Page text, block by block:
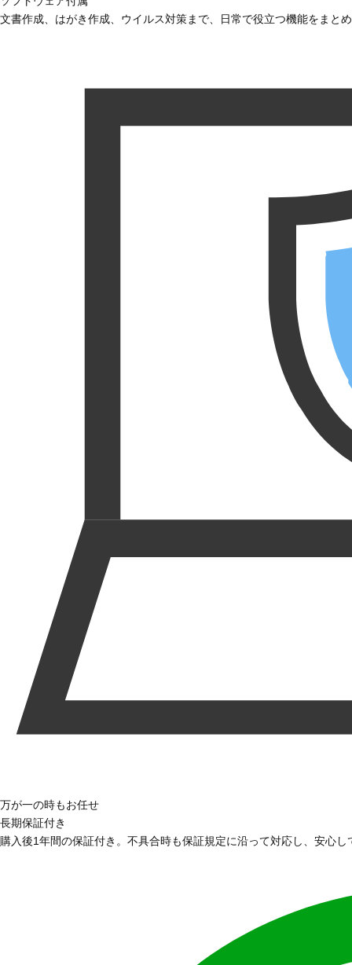
文書作成、はがき作成、ウイルス対策まで、日常で役立つ機能をまと
万が一の時もお任せ
長期保証付き
購入後1年間の保証付き。不具合時も保証規定に沿って対応し、安心